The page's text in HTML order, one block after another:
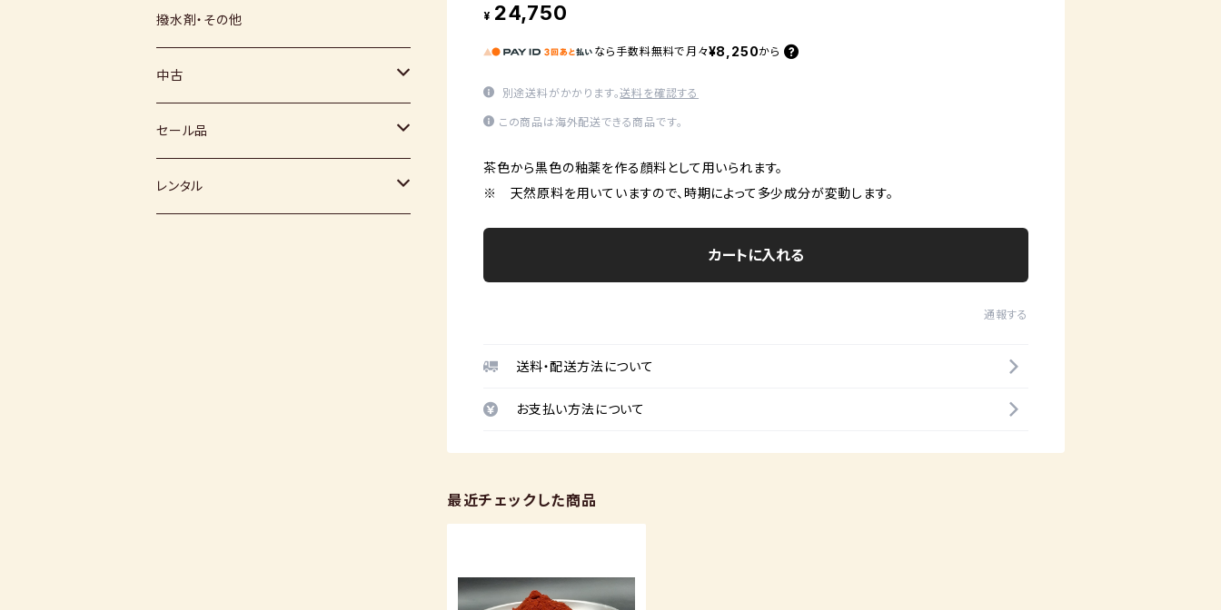
¥ 24,750
なら 手数料無料で 月々¥8,250から
別途送料がかかります。送料を確認する
この商品は海外配送できる商品です。
茶色から黒色の釉薬を作る顔料として用いられます。
※ 天然原料を用いていますので、時期によって多少成分が変動します。
カートに入れる
通報する
送料・配送方法について
お支払い方法について
最近チェックした商品
上絵具
下絵具
その他
硅石
その他（土・泥等）
顔料
灰
薪窯（高鶴淳一先生）
堀田窯
小石原焼
鶴見窯
秀山窯
高取焼
鬼丸雪山窯
福岡県：窯元・陶芸作家
恵水窯
信楽白土
信楽赤土
梅崎粘土
七隈粘土
撥水剤・その他
中古
窯
電気窯
電動ろくろ
セール品
小道具
レンタル